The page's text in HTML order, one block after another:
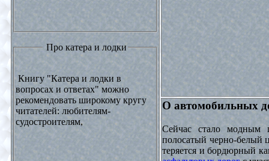
Про катера и лодки
Книгу "Катера и лодки в
вопросах и ответах" можно
рекомендовать широкому кругу
читателей: любителям-
судостроителям,
О автомобильных
Сейчас стало модным
полосатый черно-белый
теряется и бордюрный